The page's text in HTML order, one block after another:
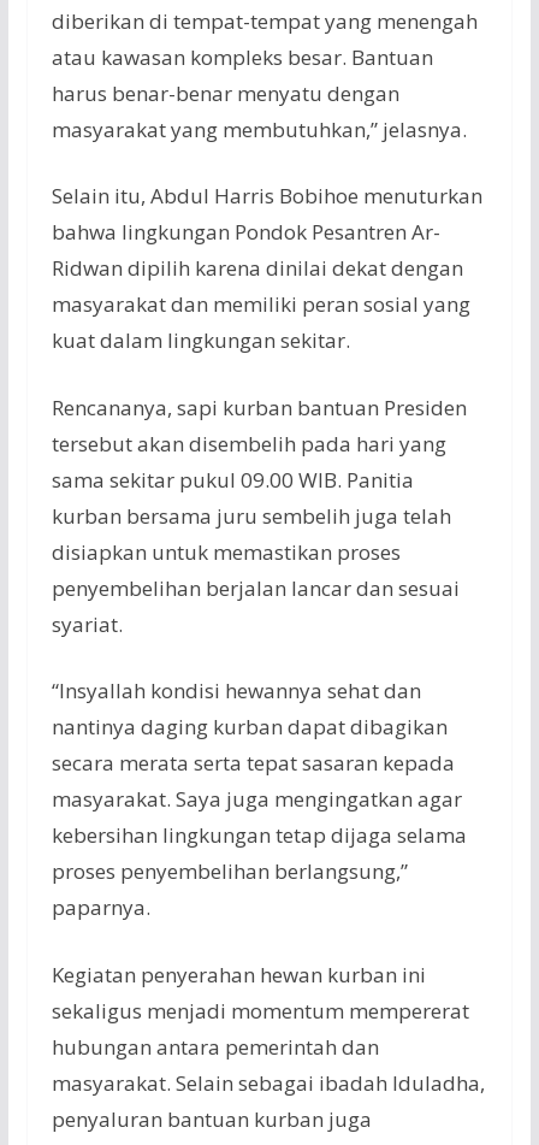
diberikan di tempat-tempat yang menengah
atau kawasan kompleks besar. Bantuan
harus benar-benar menyatu dengan
masyarakat yang membutuhkan,” jelasnya.
Selain itu, Abdul Harris Bobihoe menuturkan
bahwa lingkungan Pondok Pesantren Ar-
Ridwan dipilih karena dinilai dekat dengan
masyarakat dan memiliki peran sosial yang
kuat dalam lingkungan sekitar.
Rencananya, sapi kurban bantuan Presiden
tersebut akan disembelih pada hari yang
sama sekitar pukul 09.00 WIB. Panitia
kurban bersama juru sembelih juga telah
disiapkan untuk memastikan proses
penyembelihan berjalan lancar dan sesuai
syariat.
“Insyallah kondisi hewannya sehat dan
nantinya daging kurban dapat dibagikan
secara merata serta tepat sasaran kepada
masyarakat. Saya juga mengingatkan agar
kebersihan lingkungan tetap dijaga selama
proses penyembelihan berlangsung,”
paparnya.
Kegiatan penyerahan hewan kurban ini
sekaligus menjadi momentum mempererat
hubungan antara pemerintah dan
masyarakat. Selain sebagai ibadah Iduladha,
penyaluran bantuan kurban juga